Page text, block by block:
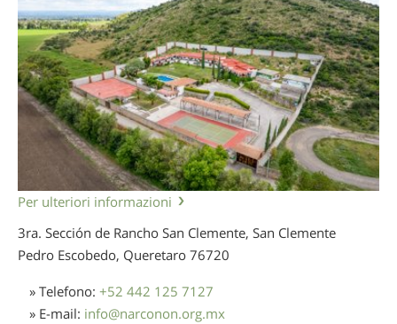
Per ulteriori informazioni
3ra. Sección de Rancho San Clemente, San Clemente
Pedro Escobedo, Queretaro 76720
» Telefono: +52 442 125 7127
» E-mail: info@narconon.org.mx